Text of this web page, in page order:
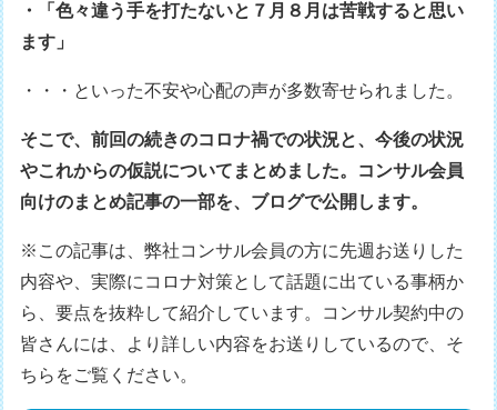
・「色々違う手を打たないと７月８月は苦戦すると思い
ます」
・・・といった不安や心配の声が多数寄せられました。
そこで、前回の続きのコロナ禍での状況と、今後の状況
やこれからの仮説についてまとめました。コンサル会員
向けのまとめ記事の一部を、ブログで公開します。
※この記事は、弊社コンサル会員の方に先週お送りした
内容や、実際にコロナ対策として話題に出ている事柄か
ら、要点を抜粋して紹介しています。コンサル契約中の
皆さんには、より詳しい内容をお送りしているので、そ
ちらをご覧ください。